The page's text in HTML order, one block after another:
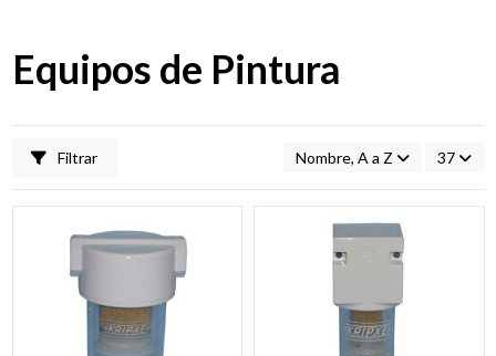
Equipos de Pintura
Filtrar Nombre, A a Z 37